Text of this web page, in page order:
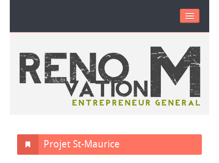
RÉNOVATION M
VIDEO
CONTACT
Projet St-Maurice